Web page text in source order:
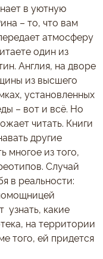
в уютную
– то, что вам
атмосферу
один из
Англия, на дворе
из высшего
установленных
– вот и всё. Но
читать. Книги
другие
многое из того,
Случай
в реальности:
узнать, какие
на территории
того, ей придется